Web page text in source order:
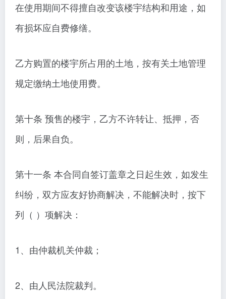
在使用期间不得擅自改变该楼宇结构和用途，如
有损坏应自费修缮。
乙方购置的楼宇所占用的土地，按有关土地管理
规定缴纳土地使用费。
第十条 预售的楼宇，乙方不许转让、抵押，否
则，后果自负。
第十一条 本合同自签订盖章之日起生效，如发生
纠纷，双方应友好协商解决，不能解决时，按下
列（ ）项解决：
1、由仲裁机关仲裁；
2、由人民法院裁判。